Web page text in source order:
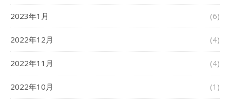
2023年1月 (6)
2022年12月 (4)
2022年11月 (4)
2022年10月 (1)